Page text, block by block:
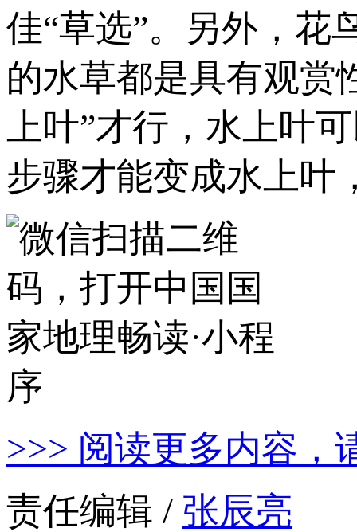
佳“草选”。另外，花
的水草都是具有观赏
上叶”才行，水上叶
步骤才能变成水上叶
>>> 阅读更多内容，
责任编辑 / 张辰亮